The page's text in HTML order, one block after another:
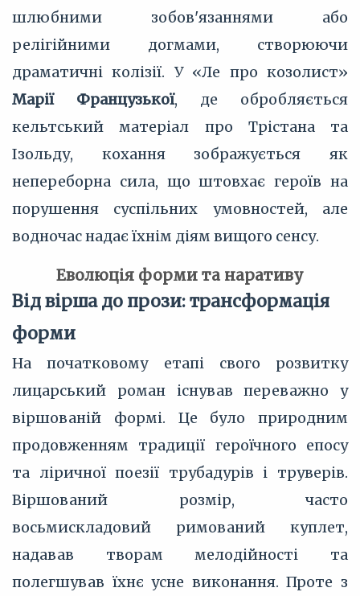
шлюбними зобов'язаннями або
релігійними догмами, створюючи
драматичні колізії. У «Ле про козолист»
Марії Французької, де обробляється
кельтський матеріал про Трістана та
Ізольду, кохання зображується як
непереборна сила, що штовхає героїв на
порушення суспільних умовностей, але
водночас надає їхнім діям вищого сенсу.
Еволюція форми та наративу
Від вірша до прози: трансформація
форми
На початковому етапі свого розвитку
лицарський роман існував переважно у
віршованій формі. Це було природним
продовженням традиції героїчного епосу
та ліричної поезії трубадурів і труверів.
Віршований розмір, часто
восьмискладовий римований куплет,
надавав творам мелодійності та
полегшував їхнє усне виконання. Проте з